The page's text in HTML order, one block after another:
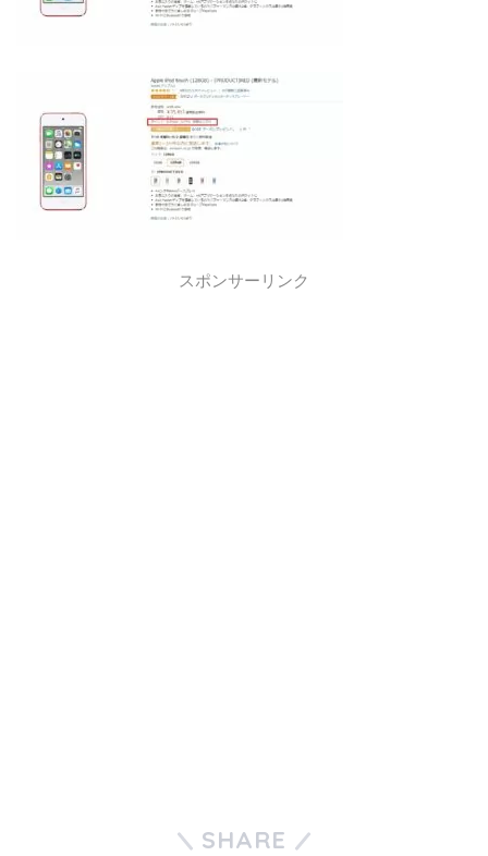
スポンサーリンク
SHARE